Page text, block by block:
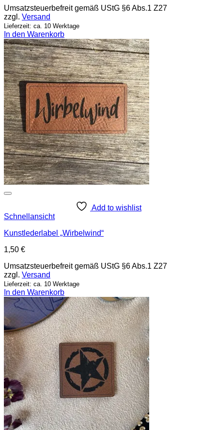
Umsatzsteuerbefreit gemäß UStG §6 Abs.1 Z27
zzgl. Versand
Lieferzeit: ca. 10 Werktage
In den Warenkorb
Add to wishlist
Schnellansicht
Kunstlederlabel „Wirbelwind“
1,50 €
Umsatzsteuerbefreit gemäß UStG §6 Abs.1 Z27
zzgl. Versand
Lieferzeit: ca. 10 Werktage
In den Warenkorb